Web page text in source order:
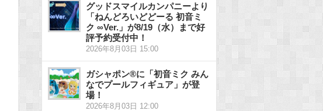
グッドスマイルカンパニーより
「ねんどろいどどーる 初音ミ
ク ∞Ver.」が8/19（水）まで好
評予約受付中！
2026年8月03日 15:00
ガシャポン®に「初音ミク みん
なでプールフィギュア」が登
場！
2026年8月03日 12:00